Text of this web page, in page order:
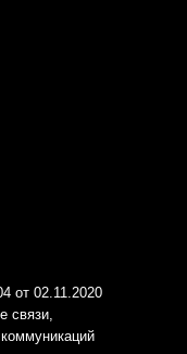
от 02.11.2020
связи,